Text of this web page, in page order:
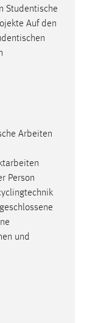
Studentische
Auf den
Arbeiten
Person
und